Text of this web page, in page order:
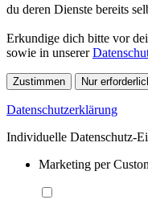
du deren Dienste bereits
Erkundige dich bitte vor
sowie in unserer
Zustimmen Nur
Datenschutzerklärung
Individuelle Datenschutz-
Marketing per